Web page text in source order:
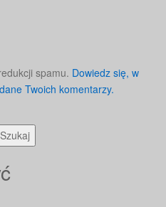
spamu. Dowiedz się, w
Twoich komentarzy.
Szukaj